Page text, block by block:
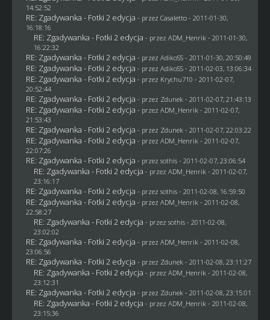
14:52:52
RE: Zgadywanka - Fotki 2 edycja - przez Casaletto- 2011-01-30,
16:18:16
RE: Zgadywanka - Fotki 2 edycja - przez ADM_Henrik - 2011-01-30,
16:22:32
RE: Zgadywanka - Fotki 2 edycja - przez AdikoSS - 2011-01-30, 20:50:49
RE: Zgadywanka - Fotki 2 edycja - przez AdikoSS - 2011-02-03, 13:06:34
RE: Zgadywanka - Fotki 2 edycja - przez Krychu710 - 2011-02-07,
20:52:44
RE: Zgadywanka - Fotki 2 edycja - przez Zdunek - 2011-02-07, 21:43:13
RE: Zgadywanka - Fotki 2 edycja - przez ADM_Henrik - 2011-02-07,
21:53:43
RE: Zgadywanka - Fotki 2 edycja - przez Zdunek - 2011-02-07, 22:03:22
RE: Zgadywanka - Fotki 2 edycja - przez ADM_Henrik - 2011-02-07,
22:07:26
RE: Zgadywanka - Fotki 2 edycja - przez sothis- 2011-02-07, 23:06:54
RE: Zgadywanka - Fotki 2 edycja - przez ADM_Henrik - 2011-02-07,
23:16:17
RE: Zgadywanka - Fotki 2 edycja - przez sothis- 2011-02-08, 16:59:50
RE: Zgadywanka - Fotki 2 edycja - przez ADM_Henrik - 2011-02-08,
22:58:27
RE: Zgadywanka - Fotki 2 edycja - przez sothis- 2011-02-08,
23:02:02
RE: Zgadywanka - Fotki 2 edycja - przez ADM_Henrik - 2011-02-08,
23:06:56
RE: Zgadywanka - Fotki 2 edycja - przez Zdunek - 2011-02-08, 23:11:27
RE: Zgadywanka - Fotki 2 edycja - przez ADM_Henrik - 2011-02-08,
23:12:31
RE: Zgadywanka - Fotki 2 edycja - przez Zdunek - 2011-02-08, 23:15:01
RE: Zgadywanka - Fotki 2 edycja - przez ADM_Henrik - 2011-02-08,
23:15:36